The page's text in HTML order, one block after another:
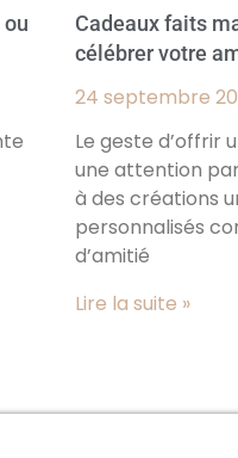
Cadeaux faits
célébrer votre
24 septembre
Le geste d’offrir
une attention
à des créations
personnalisés
d’amitié
Lire la suite »